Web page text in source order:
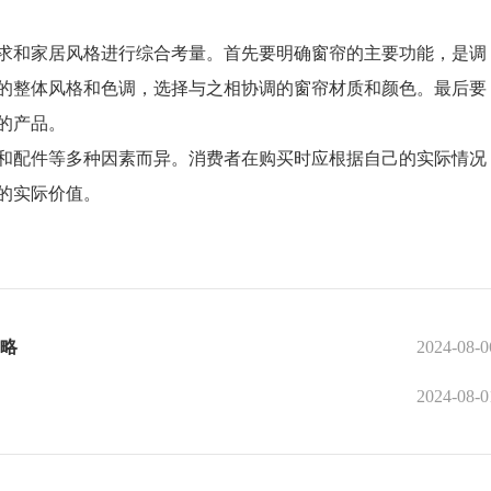
居风格进行综合考量。首先要明确窗帘的主要功能，是调
整体风格和色调，选择与之相协调的窗帘材质和颜色。最后要
产品。
等多种因素而异。消费者在购买时应根据自己的实际情况
实际价值。
2024-08-
2024-08-